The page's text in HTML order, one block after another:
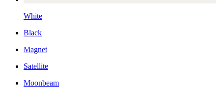
White
Black
Magnet
Satellite
Moonbeam